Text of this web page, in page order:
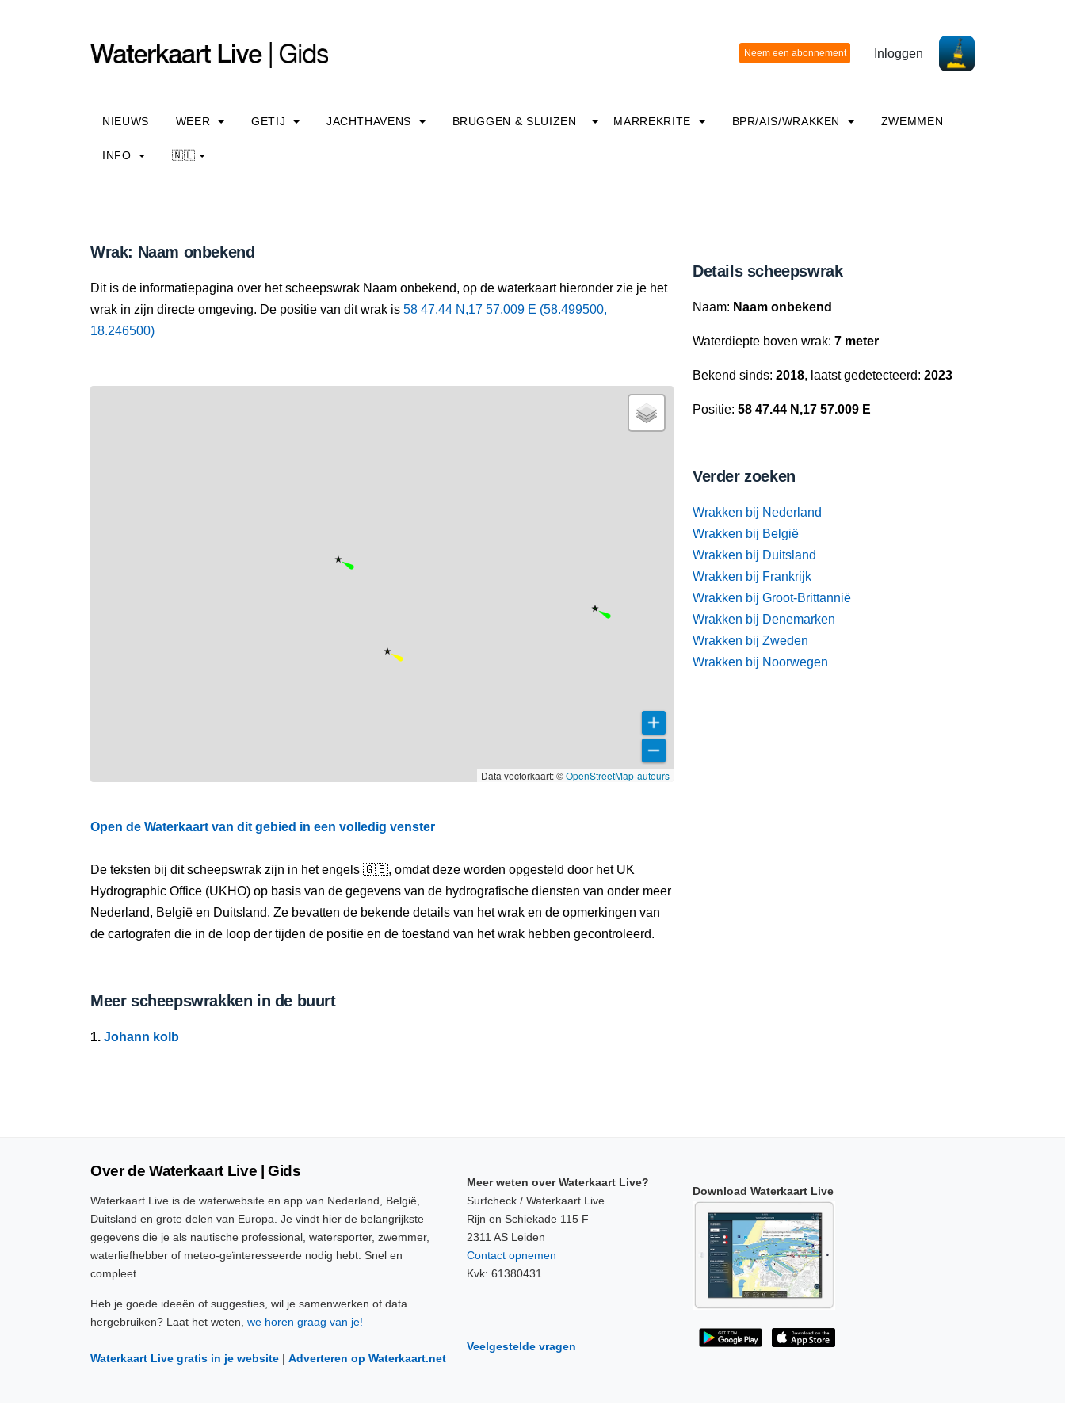
Inloggen
NIEUWS WEER GETIJ JACHTHAVENS BRUGGEN & SLUIZEN MARREKRITE BPR/AIS/WRAKKEN ZWEMMEN
INFO 🇳🇱
Wrak: Naam onbekend
Dit is de informatiepagina over het scheepswrak Naam onbekend, op de waterkaart hieronder zie je het
wrak in zijn directe omgeving. De positie van dit wrak is 58 47.44 N,17 57.009 E (58.499500,
18.246500)
Data vectorkaart: ©OpenStreetMap-auteurs
Open de Waterkaart van dit gebied in een volledig venster
De teksten bij dit scheepswrak zijn in het engels 🇬🇧, omdat deze worden opgesteld door het UK
Hydrographic Office (UKHO) op basis van de gegevens van de hydrografische diensten van onder meer
Nederland, België en Duitsland. Ze bevatten de bekende details van het wrak en de opmerkingen van
de cartografen die in de loop der tijden de positie en de toestand van het wrak hebben gecontroleerd.
Meer scheepswrakken in de buurt
1. Johann kolb
Details scheepswrak
Naam: Naam onbekend
Waterdiepte boven wrak: 7 meter
Bekend sinds: 2018, laatst gedetecteerd: 2023
Positie: 58 47.44 N,17 57.009 E
Verder zoeken
Wrakken bij Nederland
Wrakken bij België
Wrakken bij Duitsland
Wrakken bij Frankrijk
Wrakken bij Groot-Brittannië
Wrakken bij Denemarken
Wrakken bij Zweden
Wrakken bij Noorwegen
Over de Waterkaart Live | Gids
Waterkaart Live is de waterwebsite en app van Nederland, België,
Duitsland en grote delen van Europa. Je vindt hier de belangrijkste
gegevens die je als nautische professional, watersporter, zwemmer,
waterliefhebber of meteo-geïnteresseerde nodig hebt. Snel en
compleet.
Heb je goede ideeën of suggesties, wil je samenwerken of data
hergebruiken? Laat het weten, we horen graag van je!
Waterkaart Live gratis in je website | Adverteren op Waterkaart.net
Meer weten over Waterkaart Live?
Surfcheck / Waterkaart Live
Rijn en Schiekade 115 F
2311 AS Leiden
Contact opnemen
Kvk: 61380431
Veelgestelde vragen
Download Waterkaart Live